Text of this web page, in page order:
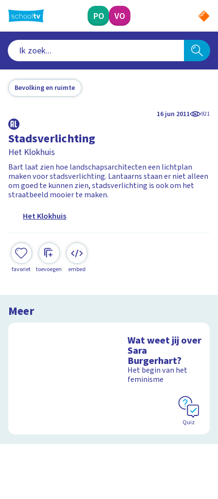
naar
hoofdinhoud
PO VO
Bevolking en ruimte
16 jun 2011 921
Stadsverlichting
Het Klokhuis
Bart laat zien hoe landschapsarchitecten een lichtplan
maken voor stadsverlichting. Lantaarns staan er niet alleen
om goed te kunnen zien, stadsverlichting is ook om het
straatbeeld mooier te maken.
Het Klokhuis
favoriet toevoegen embed
Meer
Wat weet jij over
Sara
Burgerhart?
Het begin van het
feminisme
Quiz